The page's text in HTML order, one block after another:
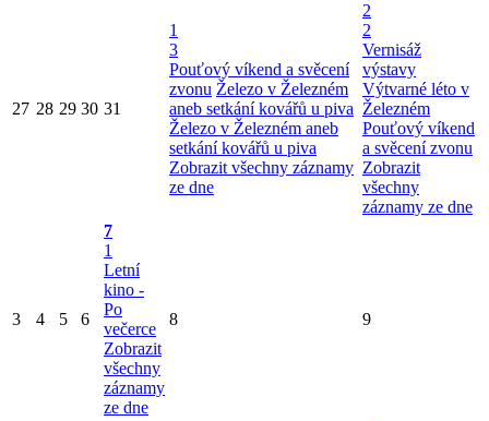
27 28 29 30 31
1
3
Pouťový víkend a svěcení
zvonu Železo v Železném
aneb setkání kovářů u piva
Železo v Železném aneb
setkání kovářů u piva
Zobrazit všechny záznamy
ze dne
2
2
Vernisáž
výstavy
Výtvarné léto v
Železném
Pouťový víkend
a svěcení zvonu
Zobrazit
všechny
záznamy ze dne
3 4 5 6
7
1
Letní
kino -
Po
večerce
Zobrazit
všechny
záznamy
ze dne
8 9